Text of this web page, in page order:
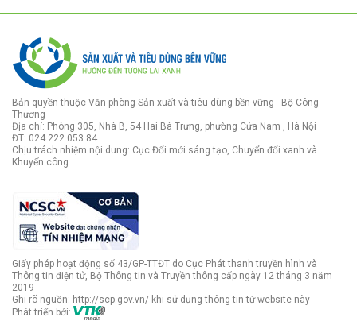
Bản quyền thuộc Văn phòng Sản xuất và tiêu dùng bền vững - Bộ Công
Thương
Địa chỉ: Phòng 305, Nhà B, 54 Hai Bà Trưng, phường Cửa Nam , Hà Nội
ĐT: 024 222 053 84
Chịu trách nhiệm nội dung: Cục Đổi mới sáng tạo, Chuyển đổi xanh và
Khuyến công
Giấy phép hoạt động số 43/GP-TTĐT do Cục Phát thanh truyền hình và
Thông tin điện tử, Bộ Thông tin và Truyền thông cấp ngày 12 tháng 3 năm
2019
Ghi rõ nguồn: http://scp.gov.vn/ khi sử dụng thông tin từ website này
Phát triển bởi: